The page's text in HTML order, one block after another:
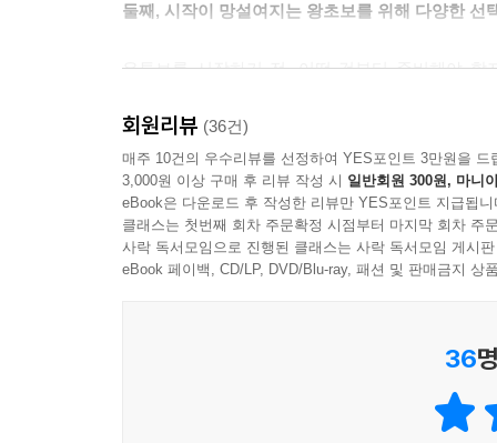
둘째, 시작이 망설여지는 왕초보를 위해 다양한 선
유튜브를 시작하기 전, 어떤 것부터 준비해야
도구 등 다양한 선택지에서 여러분이 필요한 것을
다양한 편집 도구들 중 여러분에 맞는 것을 찾아
셋째. 유튜브 채널 운영 강의 현장에서 나온 다양
단순히 애드센스 광고만으로 수익화에 성공할
버는 유튜브 실천 노트]로 유튜브 채널 운영에 관
회원리뷰 (36건)
매주 10건의 우수리뷰를 선정하여 YES포인트 3만원을 드
3,000원 이상 구매 후 리뷰 작성 시 일반회원 300원, 마니
eBook은 다운로드 후 작성한 리뷰만 YES포인트 지급됩니
클래스는 첫번째 회차 주문확정 시점부터 마지막 회차 주
사락 독서모임으로 진행된 클래스는 사락 독서모임 게시
eBook 페이백, CD/LP, DVD/Blu-ray, 패션 및 판매금지 상
36